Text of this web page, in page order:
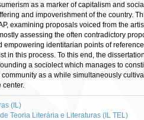
as a marker of capitalism and
and impoverishment of the country.
examining proposals voiced from the
assessing the often contradictory
empowering identitarian points of
in this process. To this end, the
a sociolect which manages to
community as a while simultaneously
center.
(IL)
Teoria Literária e Literaturas (IL TEL)